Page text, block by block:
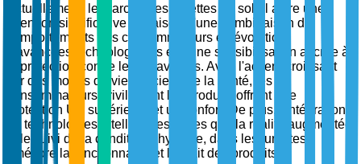
Actuellement, le marché des lunettes de soleil attire une
attention significative en raison d'une combinaison de
comportements des consommateurs en évolution,
d'avancées technologiques et d'une sensibilisation accrue à
la protection contre les ultraviolets. Avec l'accent croissant
sur des modes de vie soucieux de la santé, les
consommateurs privilégient les produits offrant une
protection UV supérieure et un confort. De plus, l'intégration
de technologies intelligentes, telles que la réalité augmentée
et le suivi de la condition physique, dans les lunettes
améliore la fonctionnalité et l'attrait des produits.